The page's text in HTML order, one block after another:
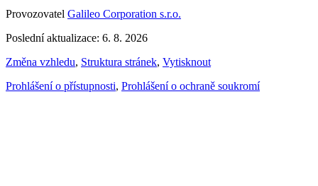
Provozovatel Galileo Corporation s.r.o.
Poslední aktualizace: 6. 8. 2026
Změna vzhledu, Struktura stránek, Vytisknout
Prohlášení o přístupnosti, Prohlášení o ochraně soukromí